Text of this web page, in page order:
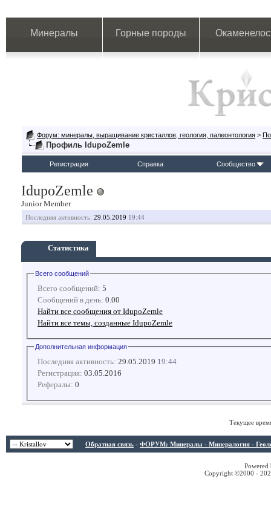
Минералы Горные породы
Форум: минералы, выращивание кристаллов, геология, палеонтология >
Профиль IdupoZemle
Регистрация Справка Сообщество
IdupoZemle
Junior Member
Последняя активность: 29.05.2019 19:44
Статистика
Всего сообщений
Всего сообщений: 5
Сообщений в день: 0.00
Найти все сообщения от IdupoZemle
Найти все темы, созданные IdupoZemle
Дополнительная информация
Последняя активность: 29.05.2019 19:44
Регистрация: 03.05.2016
Рефералы: 0
Текущее
Обратная связь - ФОРУМ: Минералы - Минералогия -
Copyright ©2000 -